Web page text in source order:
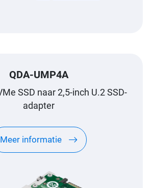
QDA-UMP4A
SSD naar 2,5-inch U.2 SSD-
adapter
Meer informatie